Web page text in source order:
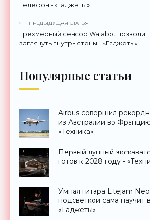
телефон - «Гаджеты»
ПРЕДЫДУЩАЯ СТАТЬЯ
Трехмерный сенсор Walabot
заглянуть внутрь стены - «Гаджеты»
Популярные статьи
Airbus совершил
из Австралии во
«Техника»
Первый лунный
готов к 2028 году -
Умная гитара Litejam
подсветкой сама научит
«Гаджеты»